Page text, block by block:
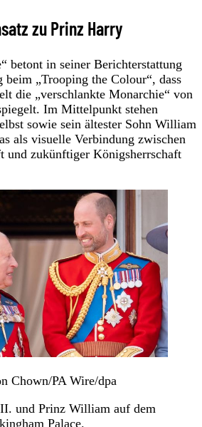
zu Prinz Harry
betont in seiner Berichterstattung
„Trooping the Colour“, dass
die „verschlankte Monarchie“ von
Im Mittelpunkt stehen
sowie sein ältester Sohn William
als visuelle Verbindung zwischen
und zukünftiger Königsherrschaft
Chown/PA Wire/dpa
und Prinz William auf dem
Palace.